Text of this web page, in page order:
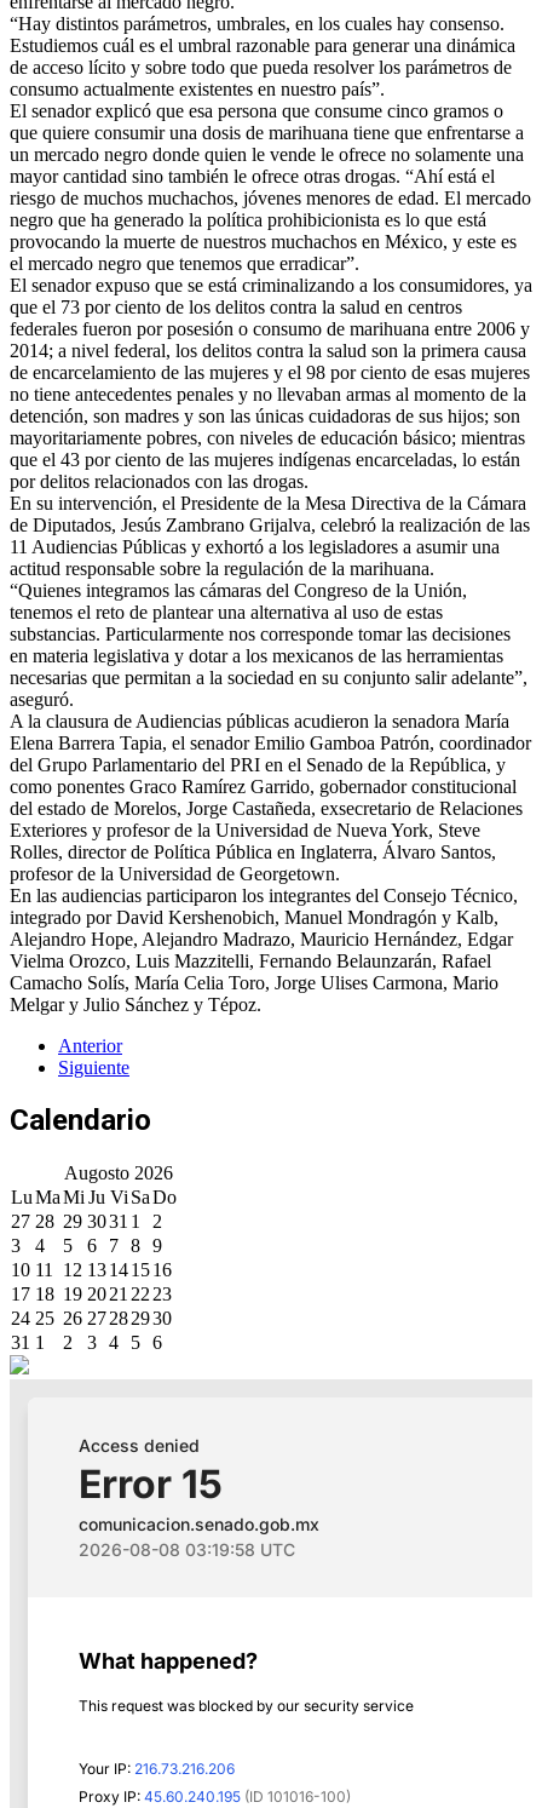
“Hay distintos parámetros, umbrales, en los cuales hay consenso.
Estudiemos cuál es el umbral razonable para generar una dinámica
de acceso lícito y sobre todo que pueda resolver los parámetros de
consumo actualmente existentes en nuestro país”.
El senador explicó que esa persona que consume cinco gramos o
que quiere consumir una dosis de marihuana tiene que enfrentarse a
un mercado negro donde quien le vende le ofrece no solamente una
mayor cantidad sino también le ofrece otras drogas. “Ahí está el
riesgo de muchos muchachos, jóvenes menores de edad. El mercado
negro que ha generado la política prohibicionista es lo que está
provocando la muerte de nuestros muchachos en México, y este es
el mercado negro que tenemos que erradicar”.
El senador expuso que se está criminalizando a los consumidores, ya
que el 73 por ciento de los delitos contra la salud en centros
federales fueron por posesión o consumo de marihuana entre 2006 y
2014; a nivel federal, los delitos contra la salud son la primera causa
de encarcelamiento de las mujeres y el 98 por ciento de esas mujeres
no tiene antecedentes penales y no llevaban armas al momento de la
detención, son madres y son las únicas cuidadoras de sus hijos; son
mayoritariamente pobres, con niveles de educación básico; mientras
que el 43 por ciento de las mujeres indígenas encarceladas, lo están
por delitos relacionados con las drogas.
En su intervención, el Presidente de la Mesa Directiva de la Cámara
de Diputados, Jesús Zambrano Grijalva, celebró la realización de las
11 Audiencias Públicas y exhortó a los legisladores a asumir una
actitud responsable sobre la regulación de la marihuana.
“Quienes integramos las cámaras del Congreso de la Unión,
tenemos el reto de plantear una alternativa al uso de estas
substancias. Particularmente nos corresponde tomar las decisiones
en materia legislativa y dotar a los mexicanos de las herramientas
necesarias que permitan a la sociedad en su conjunto salir adelante”,
aseguró.
A la clausura de Audiencias públicas acudieron la senadora María
Elena Barrera Tapia, el senador Emilio Gamboa Patrón, coordinador
del Grupo Parlamentario del PRI en el Senado de la República, y
como ponentes Graco Ramírez Garrido, gobernador constitucional
del estado de Morelos, Jorge Castañeda, exsecretario de Relaciones
Exteriores y profesor de la Universidad de Nueva York, Steve
Rolles, director de Política Pública en Inglaterra, Álvaro Santos,
profesor de la Universidad de Georgetown.
En las audiencias participaron los integrantes del Consejo Técnico,
integrado por David Kershenobich, Manuel Mondragón y Kalb,
Alejandro Hope, Alejandro Madrazo, Mauricio Hernández, Edgar
Vielma Orozco, Luis Mazzitelli, Fernando Belaunzarán, Rafael
Camacho Solís, María Celia Toro, Jorge Ulises Carmona, Mario
Melgar y Julio Sánchez y Tépoz.
Anterior
Siguiente
Calendario
Augosto 2026
LuMaMi Ju Vi SaDo
27 28 29 3031 1
2
3
4 5 6 7 8 9
10 11 12 13141516
17 18 19 2021 22 23
24 25 26 27282930
31 1 2 3 4 5 6